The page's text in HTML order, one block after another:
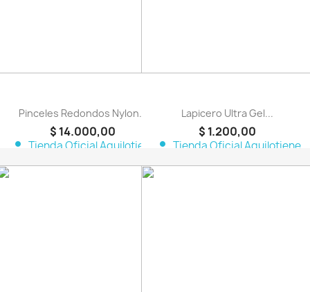
Pinceles Redondos Nylon...
$ 14.000,00
person Tienda Oficial Aquilotiene
Lapicero Ultra Gel...
$ 1.200,00
person Tienda Oficial Aquilotiene